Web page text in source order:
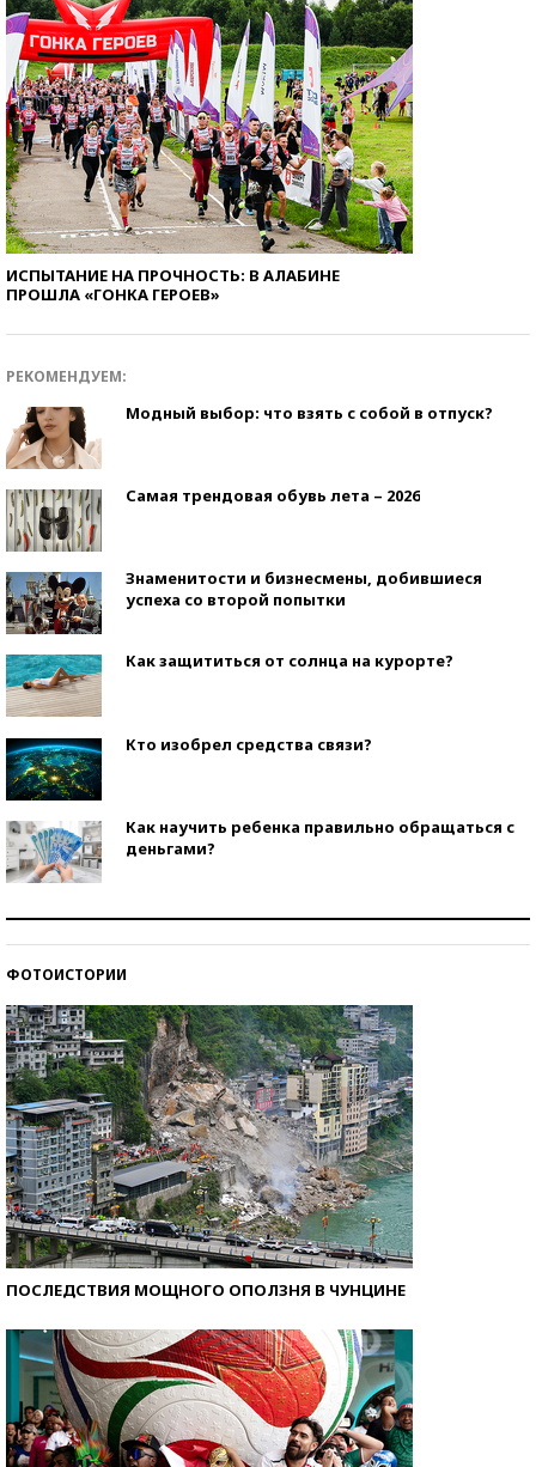
ИСПЫТАНИЕ НА ПРОЧНОСТЬ: В АЛАБИНЕ
ПРОШЛА «ГОНКА ГЕРОЕВ»
РЕКОМЕНДУЕМ:
Модный выбор: что взять с собой в отпуск?
Самая трендовая обувь лета – 2026
Знаменитости и бизнесмены, добившиеся
успеха со второй попытки
Как защититься от солнца на курорте?
Кто изобрел средства связи?
Как научить ребенка правильно обращаться с
деньгами?
ФОТОИСТОРИИ
ПОСЛЕДСТВИЯ МОЩНОГО ОПОЛЗНЯ В ЧУНЦИНЕ